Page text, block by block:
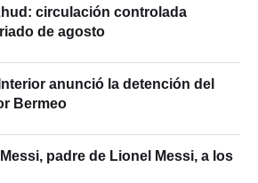
circulación controlada
de agosto
anunció la detención del
Bermeo
padre de Lionel Messi, a los